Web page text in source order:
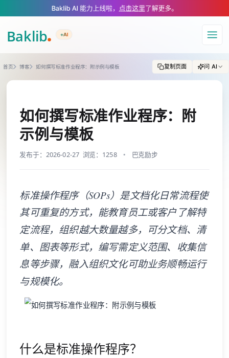
A Markdown version of this page is available at https://
Baklib AI 能力上线啦， 点击这里了解更多。
+AI
导航
首页 博客 如何撰写标准作业程序：附示例与模板 复制页面 问 AI
如何撰写标准作业程序：附
示例与模板
发布于：2026-02-27 浏览：1258 巴克励步
标准操作程序（SOPs）是文档化日常流程使
其可重复的方式，能教育员工或客户了解特
定流程，组织越大数量越多，可分文档、清
单、图表等形式，编写需定义范围、收集信
息等步骤，融入组织文化可助业务顺畅运行
与规模化。
什么是标准操作程序？